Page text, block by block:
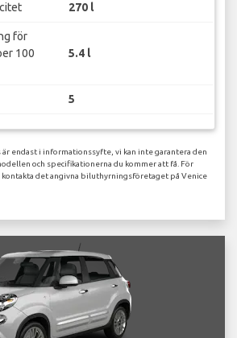
270 l
för
100
5.4 l
5
är endast i informationssyfte, vi kan inte garantera den
och specifikationerna du kommer att få. För
det angivna biluthyrningsföretaget på Venice